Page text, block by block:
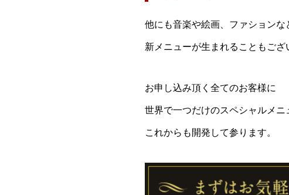
他にも音楽や絵画、ファション
新メニューが生まれることもござ
お申し込み頂く全てのお客様に
世界で一つだけのスペシャルメニ
これからも開発して参ります。